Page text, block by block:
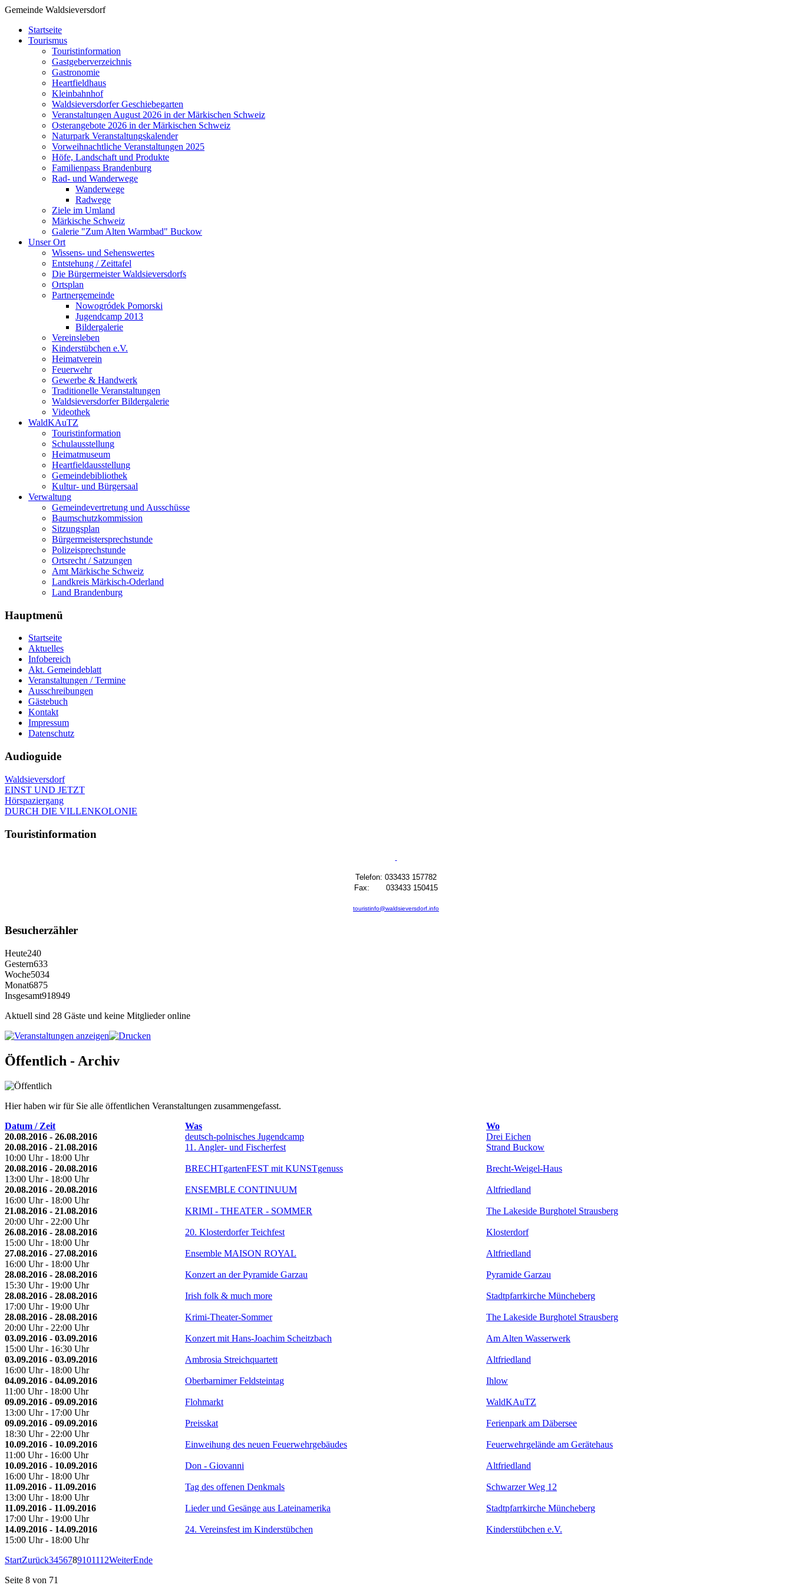
Gemeinde Waldsieversdorf
Startseite
Tourismus
Touristinformation
Gastgeberverzeichnis
Gastronomie
Heartfieldhaus
Kleinbahnhof
Waldsieversdorfer Geschiebegarten
Veranstaltungen August 2026 in der Märkischen Schweiz
Osterangebote 2026 in der Märkischen Schweiz
Naturpark Veranstaltungskalender
Vorweihnachtliche Veranstaltungen 2025
Höfe, Landschaft und Produkte
Familienpass Brandenburg
Rad- und Wanderwege
Wanderwege
Radwege
Ziele im Umland
Märkische Schweiz
Galerie "Zum Alten Warmbad" Buckow
Unser Ort
Wissens- und Sehenswertes
Entstehung / Zeittafel
Die Bürgermeister Waldsieversdorfs
Ortsplan
Partnergemeinde
Nowogródek Pomorski
Jugendcamp 2013
Bildergalerie
Vereinsleben
Kinderstübchen e.V.
Heimatverein
Feuerwehr
Gewerbe & Handwerk
Traditionelle Veranstaltungen
Waldsieversdorfer Bildergalerie
Videothek
WaldKAuTZ
Touristinformation
Schulausstellung
Heimatmuseum
Heartfieldausstellung
Gemeindebibliothek
Kultur- und Bürgersaal
Verwaltung
Gemeindevertretung und Ausschüsse
Baumschutzkommission
Sitzungsplan
Bürgermeistersprechstunde
Polizeisprechstunde
Ortsrecht / Satzungen
Amt Märkische Schweiz
Landkreis Märkisch-Oderland
Land Brandenburg
Hauptmenü
Startseite
Aktuelles
Infobereich
Akt. Gemeindeblatt
Veranstaltungen / Termine
Ausschreibungen
Gästebuch
Kontakt
Impressum
Datenschutz
Audioguide
Waldsieversdorf
EINST UND JETZT
Hörspaziergang
DURCH DIE VILLENKOLONIE
Touristinformation
Telefon: 033433 157782
Fax: 033433 150415
touristinfo@waldsieversdorf.info
Besucherzähler
Heute240
Gestern633
Woche5034
Monat6875
Insgesamt918949
Aktuell sind 28 Gäste und keine Mitglieder online
Öffentlich - Archiv
Hier haben wir für Sie alle öffentlichen Veranstaltungen zusammengefasst.
Datum / Zeit
Was
Wo
20.08.2016 - 26.08.2016
deutsch-polnisches Jugendcamp
Drei Eichen
20.08.2016 - 21.08.2016
10:00 Uhr - 18:00 Uhr
11. Angler- und Fischerfest Strand Buckow
20.08.2016 - 20.08.2016
13:00 Uhr - 18:00 Uhr
BRECHTgartenFEST mit KUNSTgenuss Brecht-Weigel-Haus
20.08.2016 - 20.08.2016
16:00 Uhr - 18:00 Uhr
ENSEMBLE CONTINUUM Altfriedland
21.08.2016 - 21.08.2016
20:00 Uhr - 22:00 Uhr
KRIMI - THEATER - SOMMER The Lakeside Burghotel Strausberg
26.08.2016 - 28.08.2016
15:00 Uhr - 18:00 Uhr
20. Klosterdorfer Teichfest Klosterdorf
27.08.2016 - 27.08.2016
16:00 Uhr - 18:00 Uhr
Ensemble MAISON ROYAL Altfriedland
28.08.2016 - 28.08.2016
15:30 Uhr - 19:00 Uhr
Konzert an der Pyramide Garzau Pyramide Garzau
28.08.2016 - 28.08.2016
17:00 Uhr - 19:00 Uhr
Irish folk & much more Stadtpfarrkirche Müncheberg
28.08.2016 - 28.08.2016
20:00 Uhr - 22:00 Uhr
Krimi-Theater-Sommer The Lakeside Burghotel Strausberg
03.09.2016 - 03.09.2016
15:00 Uhr - 16:30 Uhr
Konzert mit Hans-Joachim Scheitzbach Am Alten Wasserwerk
03.09.2016 - 03.09.2016
16:00 Uhr - 18:00 Uhr
Ambrosia Streichquartett Altfriedland
04.09.2016 - 04.09.2016
11:00 Uhr - 18:00 Uhr
Oberbarnimer Feldsteintag Ihlow
09.09.2016 - 09.09.2016
13:00 Uhr - 17:00 Uhr
Flohmarkt WaldKAuTZ
09.09.2016 - 09.09.2016
18:30 Uhr - 22:00 Uhr
Preisskat Ferienpark am Däbersee
10.09.2016 - 10.09.2016
11:00 Uhr - 16:00 Uhr
Einweihung des neuen Feuerwehrgebäudes Feuerwehrgelände am Gerätehaus
10.09.2016 - 10.09.2016
16:00 Uhr - 18:00 Uhr
Don - Giovanni Altfriedland
11.09.2016 - 11.09.2016
13:00 Uhr - 18:00 Uhr
Tag des offenen Denkmals Schwarzer Weg 12
11.09.2016 - 11.09.2016
17:00 Uhr - 19:00 Uhr
Lieder und Gesänge aus Lateinamerika Stadtpfarrkirche Müncheberg
14.09.2016 - 14.09.2016
15:00 Uhr - 18:00 Uhr
24. Vereinsfest im Kinderstübchen Kinderstübchen e.V.
StartZurück3456789101112WeiterEnde
Seite 8 von 71